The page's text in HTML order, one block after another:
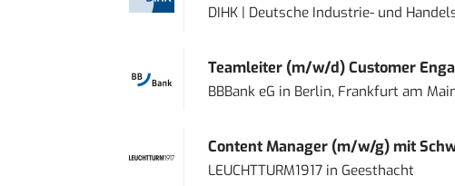
DIHK | Deutsche Industrie- und
Teamleiter (m/w/d) Customer
BBBank eG in Berlin, Frankfurt am
Content Manager (m/w/g) mit
LEUCHTTURM1917in Geesthacht